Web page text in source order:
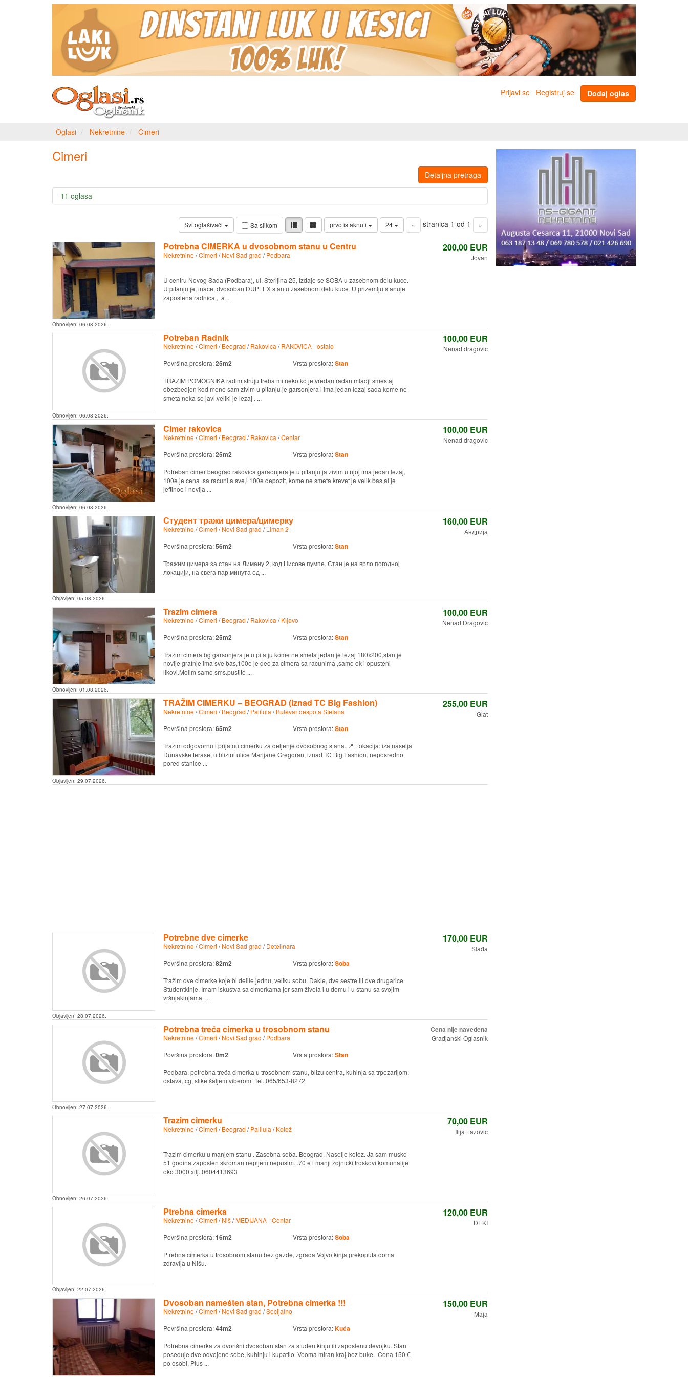
Prijavi se Registruj se Dodaj oglas
Oglasi Nekretnine Cimeri
Cimeri
Detaljna pretraga
11 oglasa
Svi oglašivači Sa slikom prvo istaknuti 24 « stranica 1 od 1 »
Obnovljen: 06.08.2026.
Potrebna CIMERKA u dvosobnom stanu u Centru
Nekretnine/Cimeri /Novi Sad grad /Podbara
U centru Novog Sada (Podbara), ul. Sterijina 25, izdaje se SOBA u zasebnom delu kuce.
U pitanju je, inace, dvosoban DUPLEX stan u zasebnom delu kuce. U prizemlju stanuje
zaposlena radnica , a ...
200,00EUR
Jovan
Obnovljen: 06.08.2026.
Potreban Radnik
Nekretnine/Cimeri /Beograd /Rakovica /RAKOVICA - ostalo
Površina prostora:25m2 Vrsta prostora:Stan
TRAZIM POMOCNIKA radim struju treba mi neko ko je vredan radan mladji smestaj
obezbedjen kod mene sam zivim u pitanju je garsonjera i ima jedan lezaj sada kome ne
smeta neka se javi,veliki je lezaj . ...
100,00EUR
Nenad dragovic
Obnovljen: 06.08.2026.
Cimer rakovica
Nekretnine/Cimeri /Beograd /Rakovica /Centar
Površina prostora:25m2 Vrsta prostora:Stan
Potreban cimer beograd rakovica garaonjera je u pitanju ja zivim u njoj ima jedan lezaj,
100e je cena sa racuni.a sve,i 100e depozit, kome ne smeta krevet je velik bas,al je
jeftinoo i novija ...
100,00EUR
Nenad dragovic
Objavljen: 05.08.2026.
Студент тражи цимера/цимерку
Nekretnine/Cimeri /Novi Sad grad /Liman 2
Površina prostora:56m2 Vrsta prostora:Stan
Тражим цимера за стан на Лиману 2, код Нисове пумпе. Стан је на врло погодној
локацији, на свега пар минута од ...
160,00EUR
Андрија
Obnovljen: 01.08.2026.
Trazim cimera
Nekretnine/Cimeri /Beograd /Rakovica /Kijevo
Površina prostora:25m2 Vrsta prostora:Stan
Trazim cimera bg garsonjera je u pita ju kome ne smeta jedan je lezaj 180x200,stan je
novije grafnje ima sve bas,100e je deo za cimera sa racunima ,samo ok i opusteni
likovi.Molim samo sms.pustite ...
100,00EUR
Nenad Dragovic
Objavljen: 29.07.2026.
TRAŽIM CIMERKU – BEOGRAD (iznad TC Big Fashion)
Nekretnine/Cimeri /Beograd /Palilula /Bulevar despota Stefana
Površina prostora:65m2 Vrsta prostora:Stan
Tražim odgovornu i prijatnu cimerku za deljenje dvosobnog stana. 📍 Lokacija: iza naselja
Dunavske terase, u blizini ulice Marijane Gregoran, iznad TC Big Fashion, neposredno
pored stanice ...
255,00EUR
Glat
Objavljen: 28.07.2026.
Potrebne dve cimerke
Nekretnine/Cimeri /Novi Sad grad /Detelinara
Površina prostora:82m2 Vrsta prostora:Soba
Tražim dve cimerke koje bi delile jednu, veliku sobu. Dakle, dve sestre ili dve drugarice.
Studentkinje. Imam iskustva sa cimerkama jer sam živela i u domu i u stanu sa svojim
vršnjakinjama. ...
170,00EUR
Slađa
Obnovljen: 27.07.2026.
Potrebna treća cimerka u trosobnom stanu
Nekretnine/Cimeri /Novi Sad grad /Podbara
Površina prostora:0m2 Vrsta prostora:Stan
Podbara, potrebna treća cimerka u trosobnom stanu, blizu centra, kuhinja sa trpezarijom,
ostava, cg, slike šaljem viberom. Tel. 065/653-8272
Cena nije navedena
Gradjanski Oglasnik
Obnovljen: 26.07.2026.
Trazim cimerku
Nekretnine/Cimeri /Beograd /Palilula /Kotež
Trazim cimerku u manjem stanu . Zasebna soba. Beograd. Naselje kotez. Ja sam musko
51 godina zaposlen skroman nepijem nepusim. .70 e i manji zqjnicki troskovi komunalije
oko 3000 xilj. 0604413693
70,00EUR
Ilija Lazovic
Objavljen: 22.07.2026.
Ptrebna cimerka
Nekretnine/Cimeri /Niš/MEDIJANA - Centar
Površina prostora:16m2 Vrsta prostora:Soba
Ptrebna cimerka u trosobnom stanu bez gazde, zgrada Vojvotkinja prekoputa doma
zdravlja u Nišu.
120,00EUR
DEKI
Dvosoban namešten stan, Potrebna cimerka !!!
Nekretnine/Cimeri /Novi Sad grad /Socijalno
Površina prostora:44m2 Vrsta prostora:Kuća
Potrebna cimerka za dvorišni dvosoban stan za studentkinju ili zaposlenu devojku. Stan
poseduje dve odvojene sobe, kuhinju i kupatilo. Veoma miran kraj bez buke. Cena 150 €
po osobi. Plus ...
150,00EUR
Maja